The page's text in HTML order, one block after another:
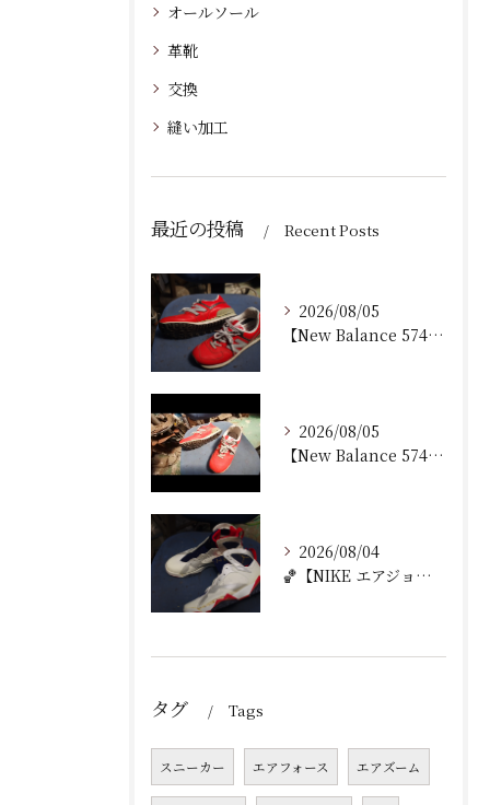
オールソール
革靴
交換
縫い加工
最近の投稿 Recent Posts
2026/08/05
【New Balance 574 修理｜加水分解したウェッジ...
2026/08/05
【New Balance 574 修理｜ウェッジヒール加水分...
2026/08/04
🏀【NIKE エアジョーダン7 加水分解修理｜ミッドソール交...
タグ Tags
スニーカー エアフォース エアズーム